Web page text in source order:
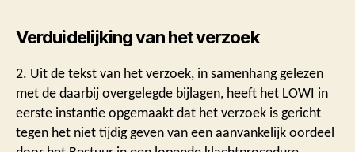
Verduidelijking van het verzoek
2. Uit de tekst van het verzoek, in samenhang gelezen
met de daarbij overgelegde bijlagen, heeft het LOWI in
eerste instantie opgemaakt dat het verzoek is gericht
tegen het niet tijdig geven van een aanvankelijk oordeel